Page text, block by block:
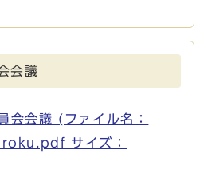
会議
会会議 (ファイル名：
サイズ：